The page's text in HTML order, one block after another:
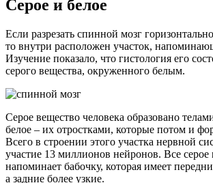
Серое и белое
Если разрезать спинной мозг
то внутри расположен участок,
Изучение показало, что гистология его
серого вещества, окруженного белым.
Серое вещество человека образовано
белое – их отростками, которые потом и
Всего в строении этого участка нервной
участие 13 миллионов нейронов. Все серое
напоминает бабочку, которая имеет
а задние более узкие.